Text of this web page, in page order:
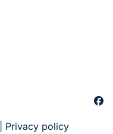
Privacy policy